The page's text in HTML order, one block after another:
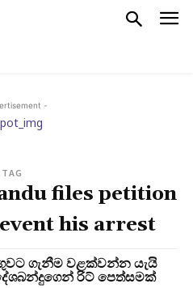
-
TAG
files petition
his arrest
ගැනීම වළක්වන්න යැයි
රිට් පෙත්සමක්